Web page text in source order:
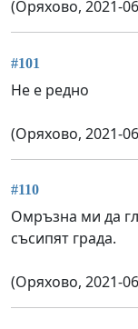
(Оряхово, 2021-
#101
Не е редно
(Оряхово, 2021-
#110
Омръзна ми да
съсипят града.
(Оряхово, 2021-